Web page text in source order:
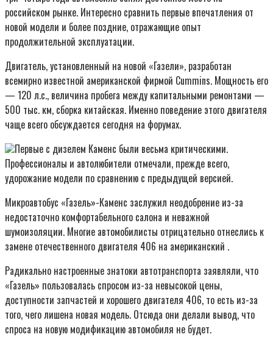
российском рынке. Интересно сравнить первые впечатления от
новой модели и более поздние, отражающие опыт
продолжительной эксплуатации.
Двигатель, установленный на новой «Газели», разработан
всемирно известной американской фирмой Cummins. Мощность его
— 120 л.с., величина пробега между капитальными ремонтами —
500 тыс. км, сборка китайская. Именно поведение этого двигателя
чаще всего обсуждается сегодня на форумах.
Первые с дизелем Каменс были весьма критическими.
Профессионалы и автолюбители отмечали, прежде всего,
удорожание модели по сравнению с предыдущей версией.
Микроавтобус «Газель»-Каменс заслужил неодобрение из-за
недостаточно комфортабельного салона и неважной
шумоизоляции. Многие автомобилисты отрицательно отнеслись к
замене отечественного двигателя 406 на американский .
Радикально настроенные знатоки автотранспорта заявляли, что
«Газель» пользовалась спросом из-за невысокой цены,
доступности запчастей и хорошего двигателя 406, то есть из-за
того, чего лишена новая модель. Отсюда они делали вывод, что
спроса на новую модификацию автомобиля не будет.